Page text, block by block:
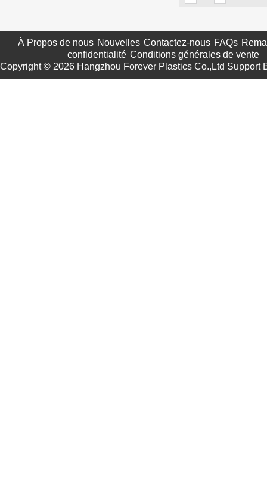
À Propos de nous Nouvelles Contactez-nous FAQs
confidentialité Conditions générales de vente
Copyright © 2026 Hangzhou Forever Plastics Co.,Ltd Support